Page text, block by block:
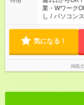
業・Wワーク
し / パソコン
気になる！
掲載